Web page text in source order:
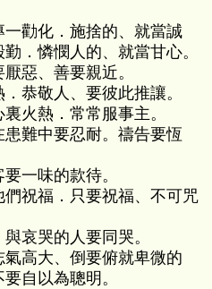
勸化．施捨的、就當誠
．憐憫人的、就當甘心。
惡、善要親近。
恭敬人、要彼此推讓。
火熱．常常服事主。
難中要忍耐。禱告要恆
一味的款待。
祝福．只要祝福、不可咒
哀哭的人要同哭。
高大、倒要俯就卑微的
自以為聰明。